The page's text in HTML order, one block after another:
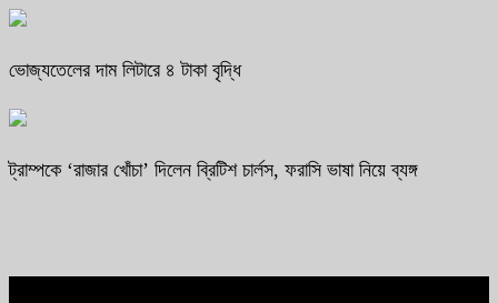
ভোজ্যতেলের দাম লিটারে ৪ টাকা বৃদ্ধি
ট্রাম্পকে ‘রাজার খোঁচা’ দিলেন ব্রিটিশ চার্লস, ফরাসি ভাষা নিয়ে ব্যঙ্গ